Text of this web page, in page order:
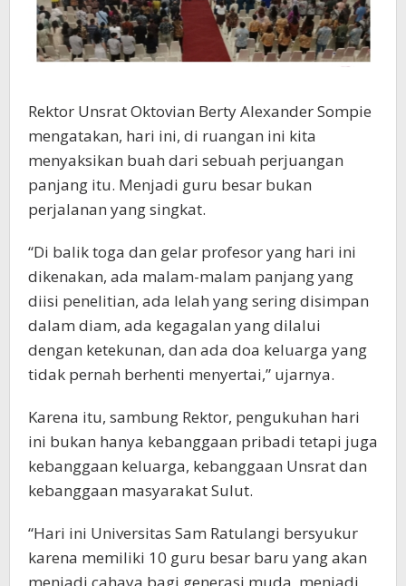
Rektor Unsrat Oktovian Berty Alexander Sompie
mengatakan, hari ini, di ruangan ini kita
menyaksikan buah dari sebuah perjuangan
panjang itu. Menjadi guru besar bukan
perjalanan yang singkat.
“Di balik toga dan gelar profesor yang hari ini
dikenakan, ada malam-malam panjang yang
diisi penelitian, ada lelah yang sering disimpan
dalam diam, ada kegagalan yang dilalui
dengan ketekunan, dan ada doa keluarga yang
tidak pernah berhenti menyertai,” ujarnya.
Karena itu, sambung Rektor, pengukuhan hari
ini bukan hanya kebanggaan pribadi tetapi juga
kebanggaan keluarga, kebanggaan Unsrat dan
kebanggaan masyarakat Sulut.
“Hari ini Universitas Sam Ratulangi bersyukur
karena memiliki 10 guru besar baru yang akan